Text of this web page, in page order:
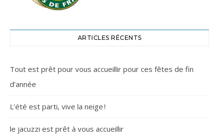
ARTICLES RÉCENTS
Tout est prêt pour vous accueillir pour ces fêtes de fin
d’année
L’été est parti, vive la neige !
le jacuzzi est prêt à vous accueillir